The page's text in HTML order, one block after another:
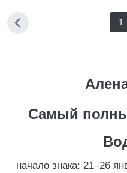
1
Самый
начало знака: 21–26